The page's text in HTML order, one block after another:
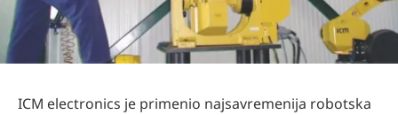
ICM electronics je primenio najsavremenija robotska